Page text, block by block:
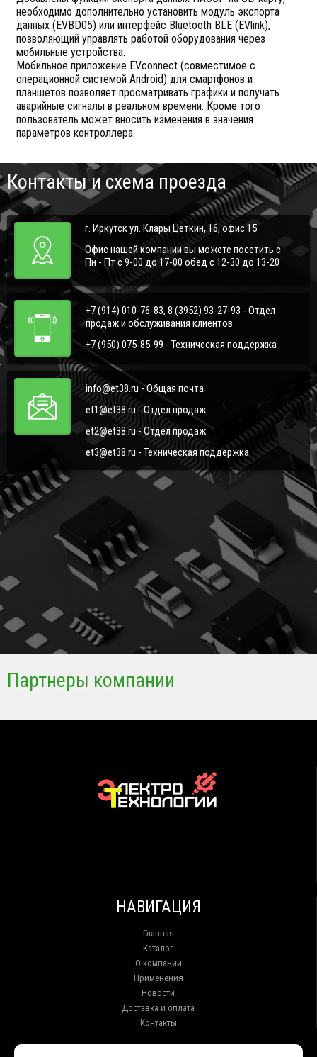
необходимо дополнительно установить модуль экспорта
данных (EVBD05) или интерфейс Bluetooth BLE (EVlink),
позволяющий управлять работой оборудования через
мобильные устройства.
Мобильное приложение EVconnect (совместимое с
операционной системой Android) для смартфонов и
планшетов позволяет просматривать графики и получать
аварийные сигналы в реальном времени. Кроме того
пользователь может вносить изменения в значения
параметров контроллера.
Контакты и схема проезда
г. Иркутск ул. Клары Цеткин, 16, офис 15
Офис нашей компании вы можете посетить с
Пн - Пт с 9-00 до 17-00 обед с 12-30 до 13-20
+7 (914) 010-76-83, 8 (3952) 93-27-93 - Отдел
продаж и обслуживания клиентов
+7 (950) 075-85-99 - Техническая поддержка
info@et38.ru - Общая почта
et1@et38.ru - Отдел продаж
et2@et38.ru - Отдел продаж
et3@et38.ru - Техническая поддержка
Партнеры компании
НАВИГАЦИЯ
Главная
Каталог
О компании
Применения
Новости
Доставка и оплата
Контакты